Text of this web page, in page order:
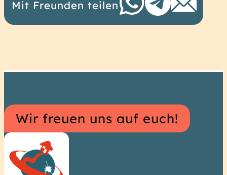
Mit Freunden teilen
Hostel
Informationen
Wir freuen uns auf euch!